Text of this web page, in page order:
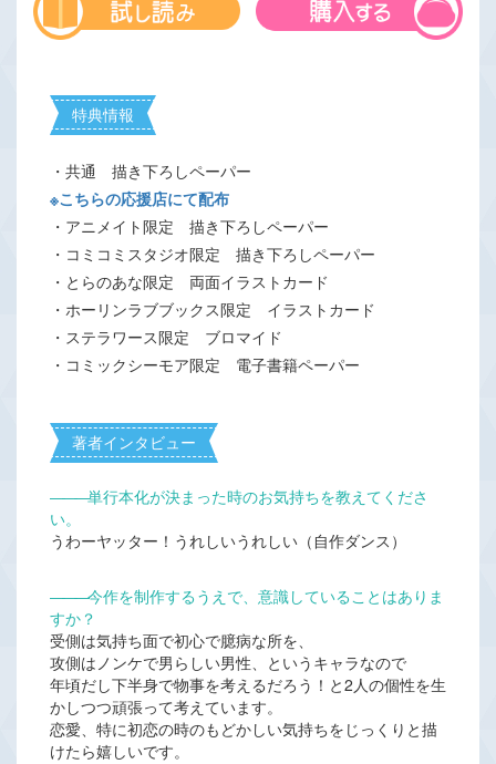
特典情報
・共通 描き下ろしペーパー
※こちらの応援店にて配布
・アニメイト限定 描き下ろしペーパー
・コミコミスタジオ限定 描き下ろしペーパー
・とらのあな限定 両面イラストカード
・ホーリンラブブックス限定 イラストカード
・ステラワース限定 ブロマイド
・コミックシーモア限定 電子書籍ペーパー
著者インタビュー
―――単行本化が決まった時のお気持ちを教えてくださ
い。
うわーヤッター！うれしいうれしい（自作ダンス）
―――今作を制作するうえで、意識していることはありま
すか？
受側は気持ち面で初心で臆病な所を、
攻側はノンケで男らしい男性、というキャラなので
年頃だし下半身で物事を考えるだろう！と2人の個性を生
かしつつ頑張って考えています。
恋愛、特に初恋の時のもどかしい気持ちをじっくりと描
けたら嬉しいです。